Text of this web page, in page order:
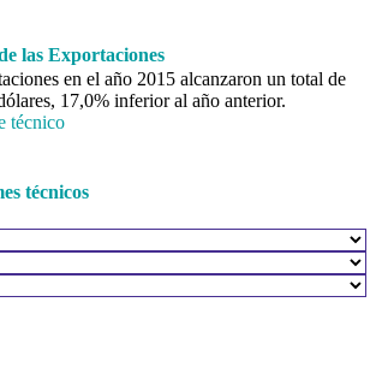
las Exportaciones
en el año 2015 alcanzaron un total de
17,0% inferior al año anterior.
técnico
técnicos